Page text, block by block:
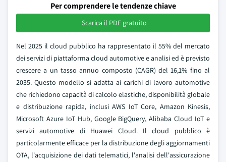
Per comprendere le tendenze chiave
Scarica il PDF gratuito
Nel 2025 il cloud pubblico ha rappresentato il 55% del mercato
dei servizi di piattaforma cloud automotive e analisi ed è previsto
crescere a un tasso annuo composto (CAGR) del 16,1% fino al
2035. Questo modello si adatta ai carichi di lavoro automotive
che richiedono capacità di calcolo elastiche, disponibilità globale
e distribuzione rapida, inclusi AWS IoT Core, Amazon Kinesis,
Microsoft Azure IoT Hub, Google BigQuery, Alibaba Cloud IoT e
servizi automotive di Huawei Cloud. Il cloud pubblico è
particolarmente efficace per la distribuzione degli aggiornamenti
OTA, l'acquisizione dei dati telematici, l'analisi dell'assicurazione